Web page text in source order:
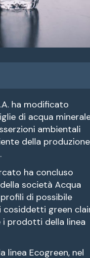
ha modificato
di acqua
ambientali
della produzione
ha concluso
società Acqua
di possibile
cosiddetti green
prodotti della linea
linea Ecogreen, nel